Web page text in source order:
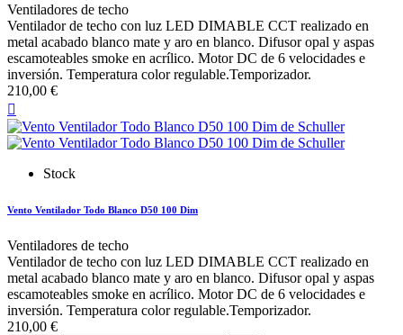
Ventiladores de techo
Ventilador de techo con luz LED DIMABLE CCT realizado en
metal acabado blanco mate y aro en blanco. Difusor opal y aspas
escamoteables smoke en acrílico. Motor DC de 6 velocidades e
inversión. Temperatura color regulable.Temporizador.
210,00 €

Stock
Vento Ventilador Todo Blanco D50 100 Dim
Ventiladores de techo
Ventilador de techo con luz LED DIMABLE CCT realizado en
metal acabado blanco mate y aro en blanco. Difusor opal y aspas
escamoteables smoke en acrílico. Motor DC de 6 velocidades e
inversión. Temperatura color regulable.Temporizador.
210,00 €